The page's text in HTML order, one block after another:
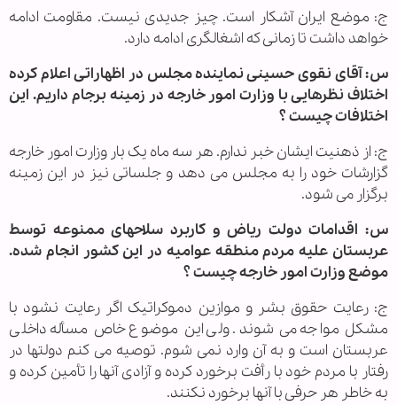
ج: موضع ایران آشکار است. چیز جدیدی نیست. مقاومت ادامه
خواهد داشت تا زمانی که اشغالگری ادامه دارد.
س: آقای نقوی حسینی نماینده مجلس در اظهاراتی اعلام کرده
اختلاف نظرهایی با وزارت امور خارجه در زمینه برجام داریم. این
اختلافات چیست ؟
ج: از ذهنیت ایشان خبر ندارم. هر سه ماه یک بار وزارت امور خارجه
گزارشات خود را به مجلس می دهد و جلساتی نیز در این زمینه
برگزار می شود.
س: اقدامات دولت ریاض و کاربرد سلاحهای ممنوعه توسط
عربستان علیه مردم منطقه عوامیه در این کشور انجام شده.
موضع وزارت امور خارجه چیست ؟
ج: رعایت حقوق بشر و موازین دموکراتیک اگر رعایت نشود با
مشکل مواجه می شوند. ولی این موضوع خاص مسأله داخلی
عربستان است و به آن وارد نمی شوم. توصیه می کنم دولتها در
رفتار با مردم خود با رأفت برخورد کرده و آزادی آنها را تأمین کرده و
به خاطر هر حرفی با آنها برخورد نکنند.